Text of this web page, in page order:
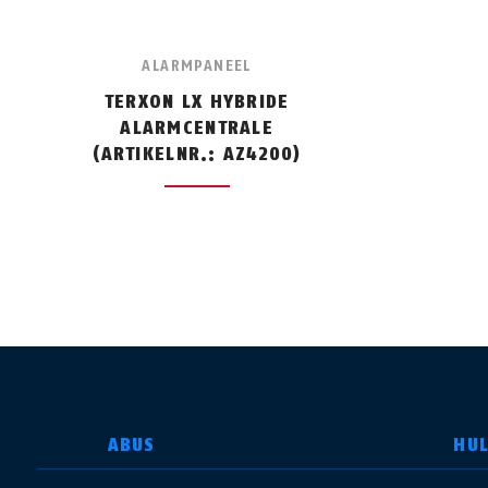
ALARMPANEEL
TERXON LX HYBRIDE
ALARMCENTRALE
(ARTIKELNR.: AZ4200)
ABUS
LAND SELECTEREN